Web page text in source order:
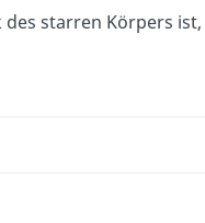
starren Körpers